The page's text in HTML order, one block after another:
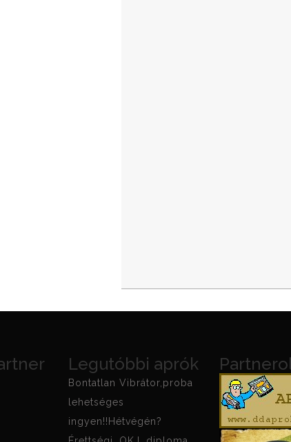
Legutóbbi aprók
Bontatlan Vibrátor,proba
lehetséges
ingyen!!Hétvégén?